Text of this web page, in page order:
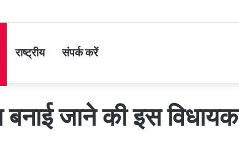
राष्ट्रीय संपर्क करें
जाने की इस विधायक